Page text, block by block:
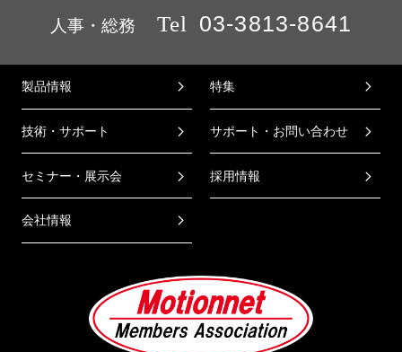
人事・総務 Tel 03-3813-8641
製品情報 特集
技術・サポート サポート・お問い合わせ
セミナー・展示会 採用情報
会社情報